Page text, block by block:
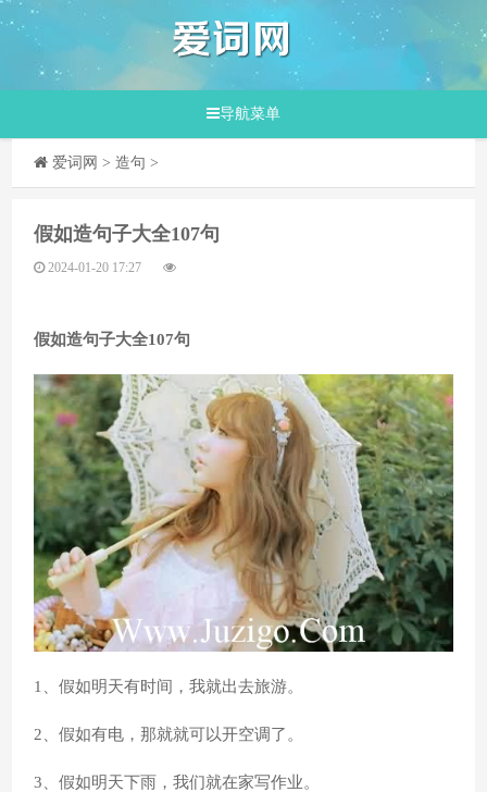
导航菜单
爱词网 >造句 >
​假如造句子大全107句
2024-01-20 17:27
假如造句子大全107句
1、假如明天有时间，我就出去旅游。
2、假如有电，那就就可以开空调了。
3、假如明天下雨，我们就在家写作业。